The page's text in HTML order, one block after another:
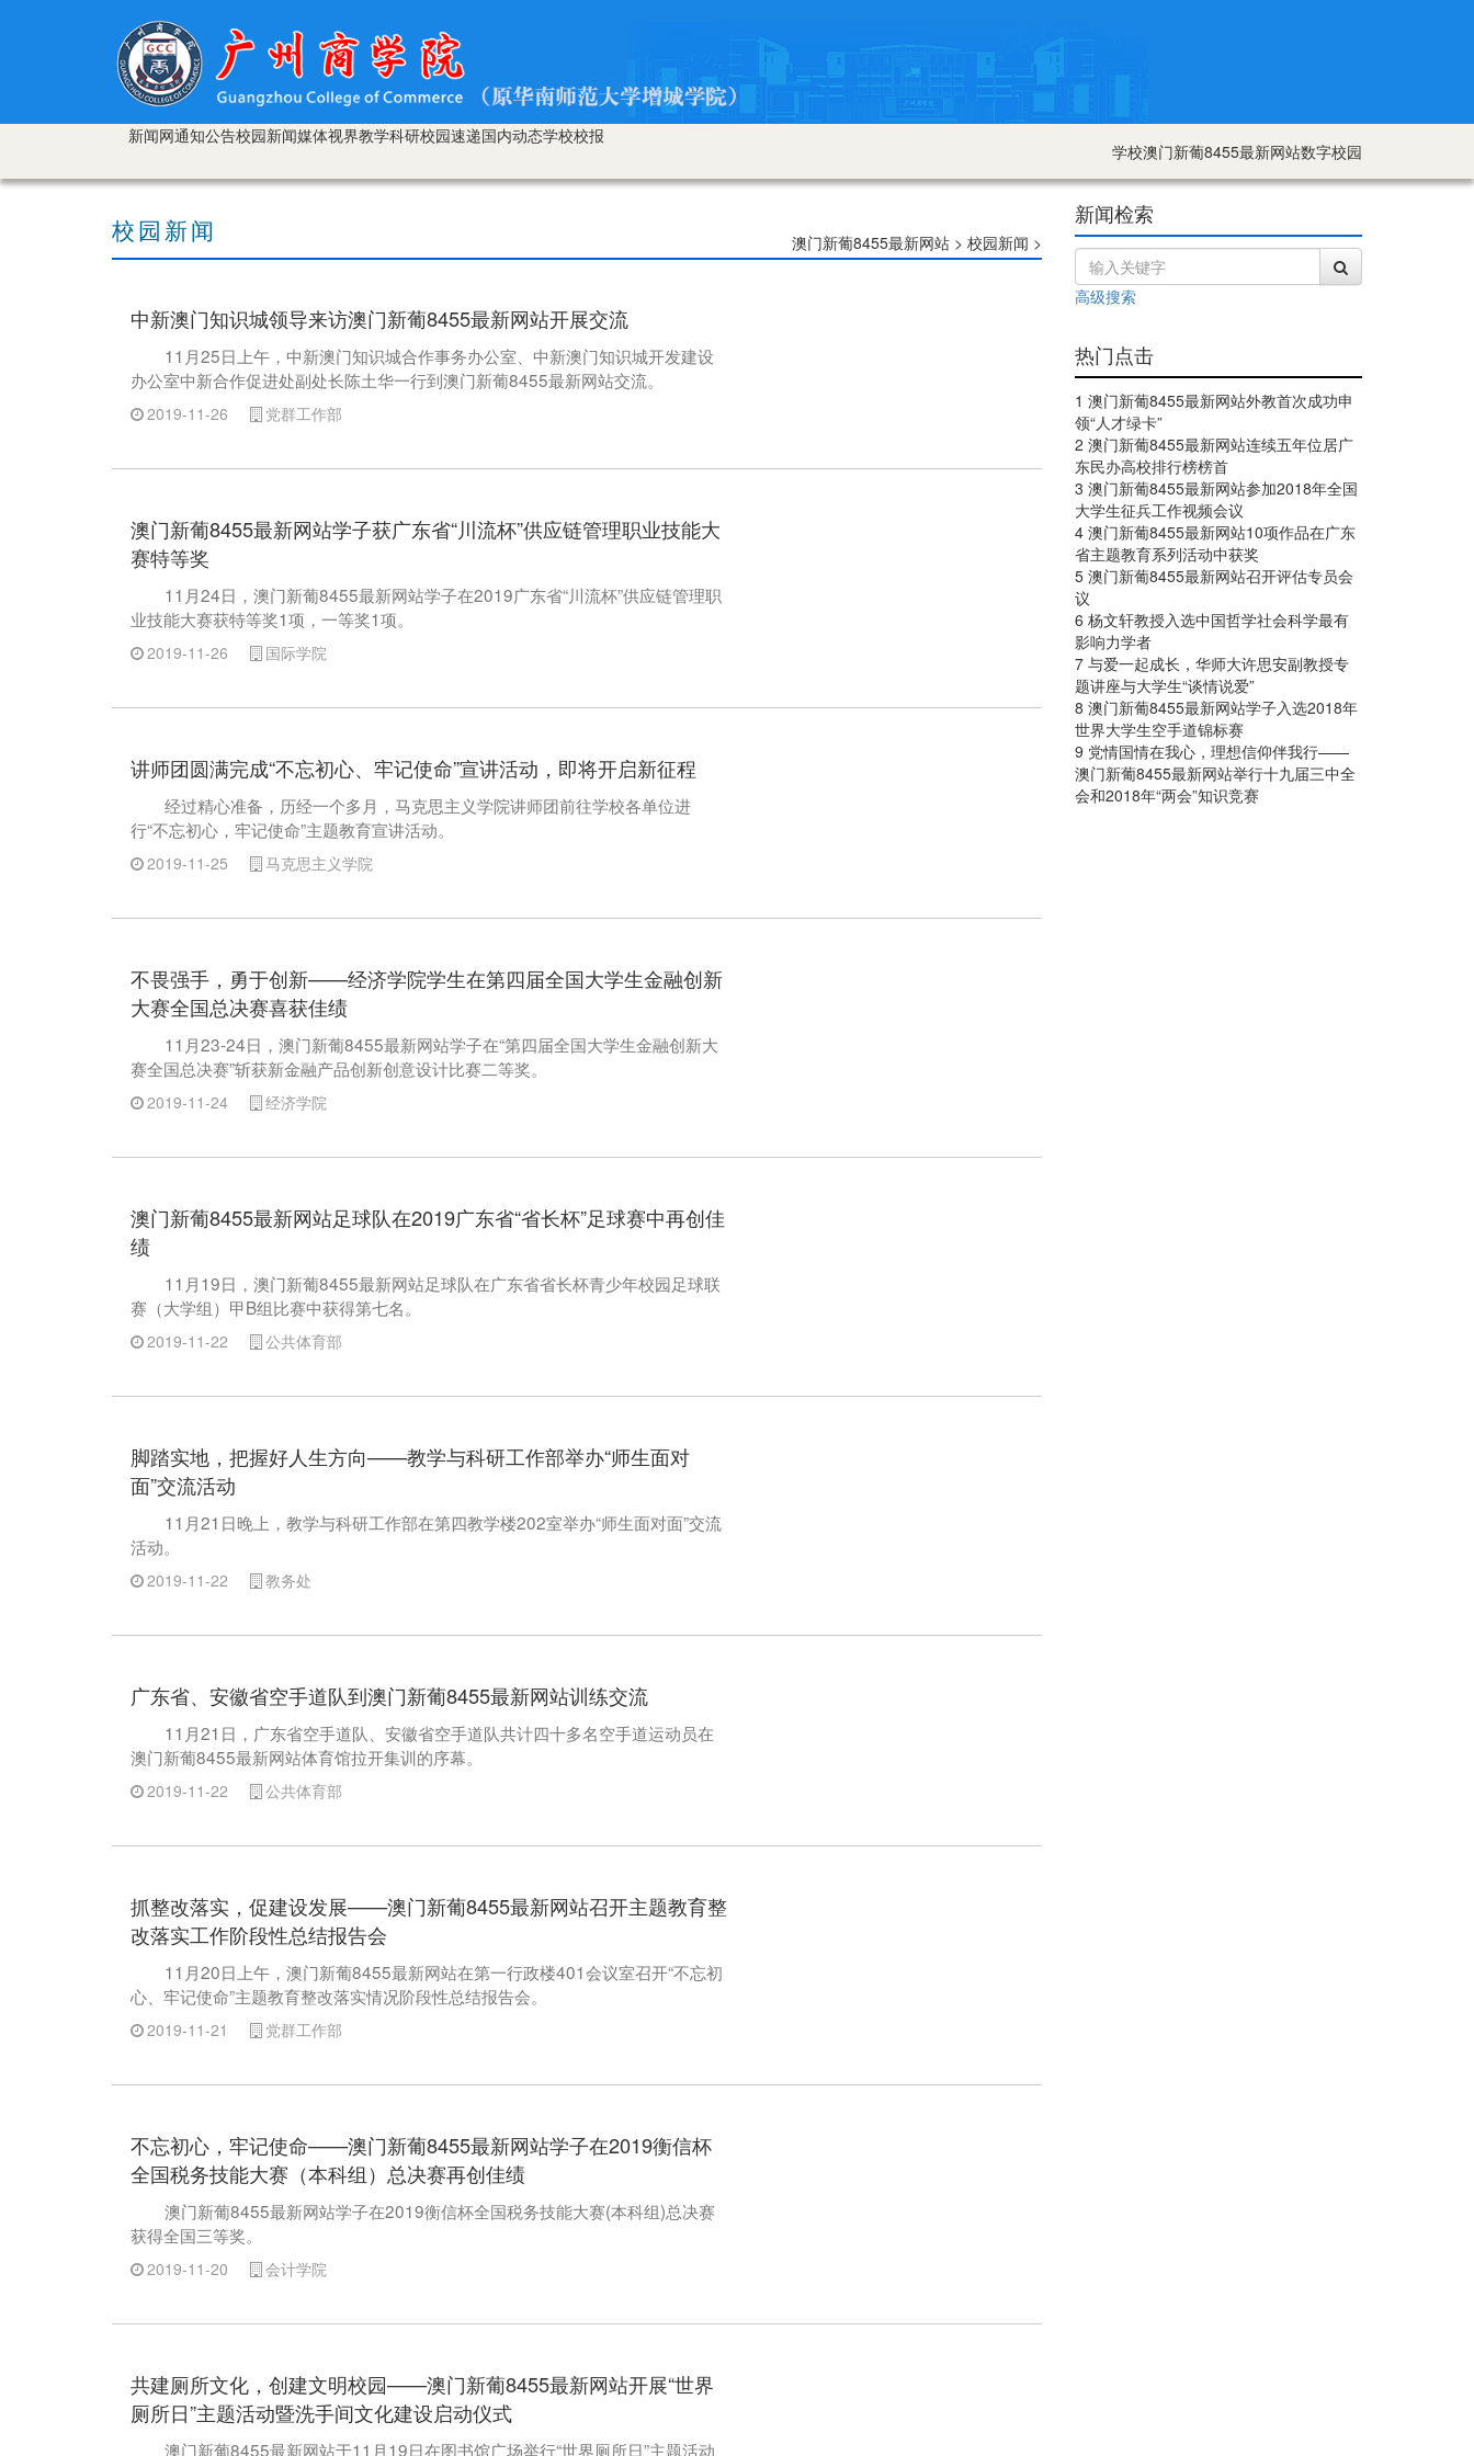
新闻网通知公告校园新闻媒体视界教学科研校园速递国内动态学校校报
学校澳门新葡8455最新网站数字校园
校园新闻 澳门新葡8455最新网站 > 校园新闻 >
中新澳门知识城领导来访澳门新葡8455最新网站开展交流
11月25日上午，中新澳门知识城合作事务办公室、中新澳门知识城开发建设
办公室中新合作促进处副处长陈土华一行到澳门新葡8455最新网站交流。
2019-11-26 党群工作部
澳门新葡8455最新网站学子获广东省“川流杯”供应链管理职业技能大
赛特等奖
11月24日，澳门新葡8455最新网站学子在2019广东省“川流杯”供应链管理职
业技能大赛获特等奖1项，一等奖1项。
2019-11-26 国际学院
讲师团圆满完成“不忘初心、牢记使命”宣讲活动，即将开启新征程
经过精心准备，历经一个多月，马克思主义学院讲师团前往学校各单位进
行“不忘初心，牢记使命”主题教育宣讲活动。
2019-11-25 马克思主义学院
不畏强手，勇于创新——经济学院学生在第四届全国大学生金融创新
大赛全国总决赛喜获佳绩
11月23-24日，澳门新葡8455最新网站学子在“第四届全国大学生金融创新大
赛全国总决赛”斩获新金融产品创新创意设计比赛二等奖。
2019-11-24 经济学院
澳门新葡8455最新网站足球队在2019广东省“省长杯”足球赛中再创佳
绩
11月19日，澳门新葡8455最新网站足球队在广东省省长杯青少年校园足球联
赛（大学组）甲B组比赛中获得第七名。
2019-11-22 公共体育部
脚踏实地，把握好人生方向——教学与科研工作部举办“师生面对
面”交流活动
11月21日晚上，教学与科研工作部在第四教学楼202室举办“师生面对面”交流
活动。
2019-11-22 教务处
广东省、安徽省空手道队到澳门新葡8455最新网站训练交流
11月21日，广东省空手道队、安徽省空手道队共计四十多名空手道运动员在
澳门新葡8455最新网站体育馆拉开集训的序幕。
2019-11-22 公共体育部
抓整改落实，促建设发展——澳门新葡8455最新网站召开主题教育整
改落实工作阶段性总结报告会
11月20日上午，澳门新葡8455最新网站在第一行政楼401会议室召开“不忘初
心、牢记使命”主题教育整改落实情况阶段性总结报告会。
2019-11-21 党群工作部
不忘初心，牢记使命——澳门新葡8455最新网站学子在2019衡信杯
全国税务技能大赛（本科组）总决赛再创佳绩
澳门新葡8455最新网站学子在2019衡信杯全国税务技能大赛(本科组)总决赛
获得全国三等奖。
2019-11-20 会计学院
共建厕所文化，创建文明校园——澳门新葡8455最新网站开展“世界
厕所日”主题活动暨洗手间文化建设启动仪式
澳门新葡8455最新网站于11月19日在图书馆广场举行“世界厕所日”主题活动
新闻检索
高级搜索
热门点击
1 澳门新葡8455最新网站外教首次成功申
领“人才绿卡”
2 澳门新葡8455最新网站连续五年位居广
东民办高校排行榜榜首
3 澳门新葡8455最新网站参加2018年全国
大学生征兵工作视频会议
4 澳门新葡8455最新网站10项作品在广东
省主题教育系列活动中获奖
5 澳门新葡8455最新网站召开评估专员会
议
6 杨文轩教授入选中国哲学社会科学最有
影响力学者
7 与爱一起成长，华师大许思安副教授专
题讲座与大学生“谈情说爱”
8 澳门新葡8455最新网站学子入选2018年
世界大学生空手道锦标赛
9 党情国情在我心，理想信仰伴我行——
澳门新葡8455最新网站举行十九届三中全
会和2018年“两会”知识竞赛